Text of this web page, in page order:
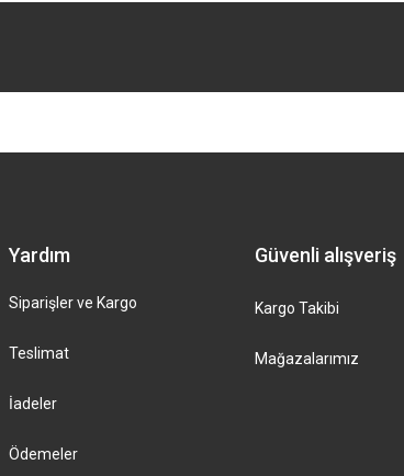
Yardım
Siparişler ve Kargo
Teslimat
İadeler
Ödemeler
Güvenli alışveriş
Kargo Takibi
Mağazalarımız